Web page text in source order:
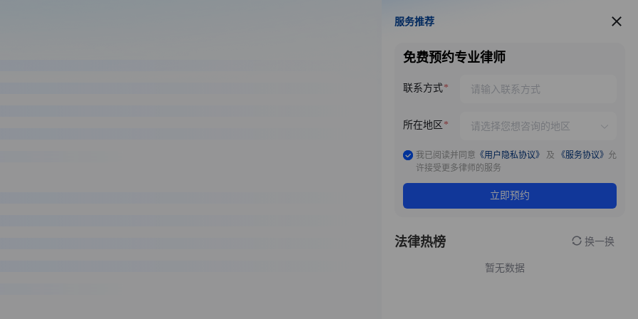
服务推荐
服务推荐
免费预约专业律师
联系方式
所在地区
我已阅读并同意 《用户隐私协议》 及 《服务协议》 允
许接受更多律师的服务
立即预约
法律热榜 换一换
暂无数据